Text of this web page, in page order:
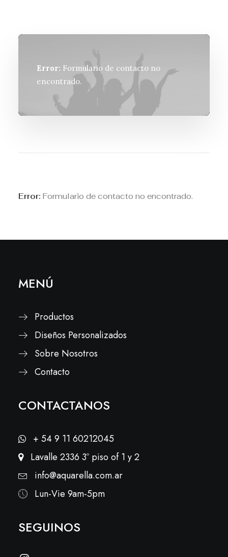
Error: Formulario de contacto no
encontrado.
Error: Formulario de contacto no encontrado.
MENÚ
Productos
Diseños Personalizados
Sobre Nosotros
Contacto
CONTACTANOS
+ 54 9 11 60212045
Lavalle 2336 3º piso of 1 y 2
info@aquarella.com.ar
Lun-Vie 9am-5pm
SEGUINOS